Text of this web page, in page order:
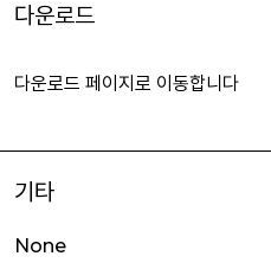
다운로드
다운로드 페이지로 이동합니다
기타
None